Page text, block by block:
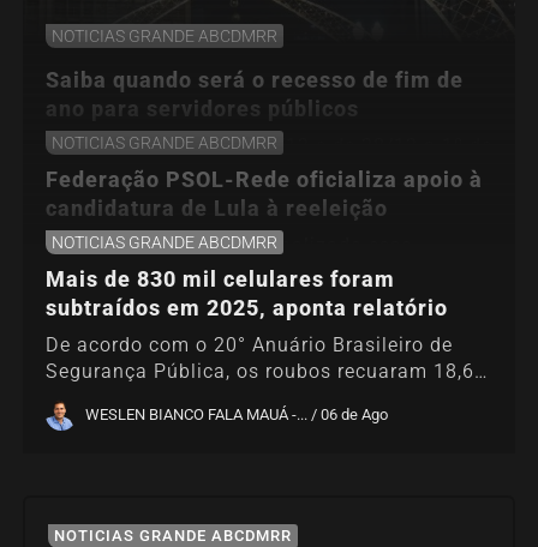
NOTICIAS GRANDE ABCDMRR
Saiba quando será o recesso de fim de
ano para servidores públicos
Períodos vão de 21 a 25/12 e de 28/12 a 1º de
janeiro de 2027, respectivamente, de acordo
com...
WESLEN BIANCO FALA MAUÁ -... / 07 de Ago
NOTICIAS GRANDE ABCDMRR
Federação PSOL-Rede oficializa apoio à
candidatura de Lula à reeleição
Os partidos já haviam sinalizado esse
posicionamento quando participaram da
convenção do PT,...
WESLEN BIANCO FALA MAUÁ -... / 06 de Ago
NOTICIAS GRANDE ABCDMRR
Mais de 830 mil celulares foram
subtraídos em 2025, aponta relatório
De acordo com o 20° Anuário Brasileiro de
Segurança Pública, os roubos recuaram 18,6%
(de...
WESLEN BIANCO FALA MAUÁ -... / 06 de Ago
NOTICIAS GRANDE ABCDMRR